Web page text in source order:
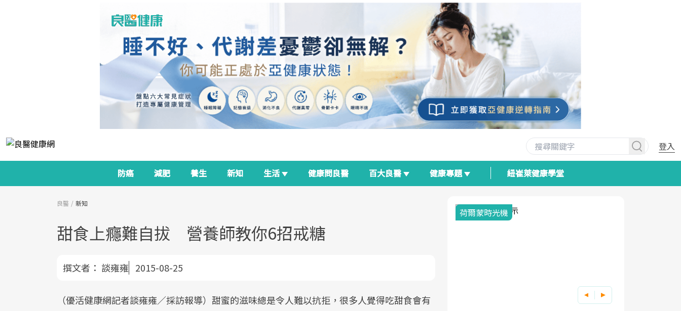
登入
防癌 減肥 養生 新知 生活 健康問良醫 百大良醫 健康專題 紐崔萊健康學堂
良醫 新知
甜食上癮難自拔 營養師教你6招戒糖
撰文者： 談雍雍 2015-08-25
（優活健康網記者談雍雍／採訪報導）甜蜜的滋味總是令人難以抗拒，很多人覺得吃甜食會有
荷爾蒙時光機